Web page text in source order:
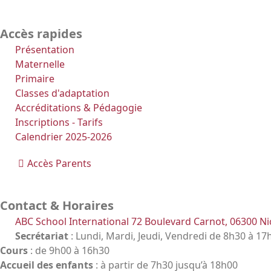
Accès rapides
Présentation
Maternelle
Primaire
Classes d'adaptation
Accréditations & Pédagogie
Inscriptions - Tarifs
Calendrier 2025-2026
Accès Parents
Contact & Horaires
ABC School International 72 Boulevard Carnot, 06300
Secrétariat : Lundi, Mardi, Jeudi, Vendredi de 8h30 à
Cours : de 9h00 à 16h30
Accueil des enfants : à partir de 7h30 jusqu’à 18h00